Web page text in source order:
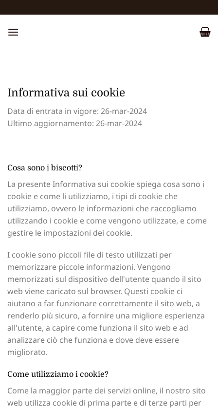
ai
contenuti
Informativa sui cookie
Data di entrata in vigore: 26-mar-2024
Ultimo aggiornamento: 26-mar-2024
Cosa sono i biscotti?
La presente Informativa sui cookie spiega cosa sono i
cookie e come li utilizziamo, i tipi di cookie che
utilizziamo, ovvero le informazioni che raccogliamo
utilizzando i cookie e come vengono utilizzate, e come
gestire le impostazioni dei cookie.
I cookie sono piccoli file di testo utilizzati per
memorizzare piccole informazioni. Vengono
memorizzati sul dispositivo dell'utente quando il sito
web viene caricato sul browser. Questi cookie ci
aiutano a far funzionare correttamente il sito web, a
renderlo più sicuro, a fornire una migliore esperienza
all'utente, a capire come funziona il sito web e ad
analizzare ciò che funziona e dove deve essere
migliorato.
Come utilizziamo i cookie?
Come la maggior parte dei servizi online, il nostro sito
web utilizza cookie di prima parte e di terze parti per